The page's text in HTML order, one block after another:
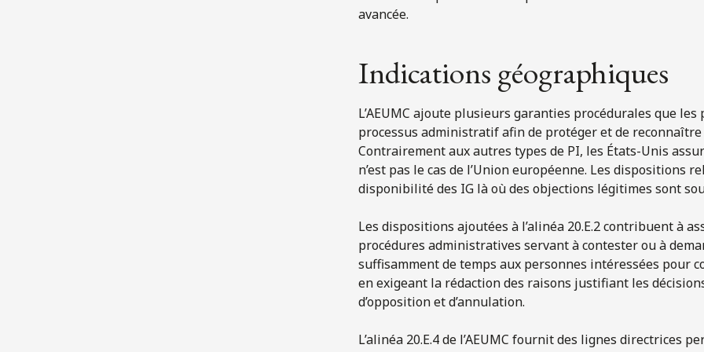
avancée.
Indications géographiques
L’AEUMC ajoute plusieurs garanties procédurales que
processus administratif afin de protéger et de
Contrairement aux autres types de PI, les États-Unis
n’est pas le cas de l’Union européenne. Les
disponibilité des IG là où des objections légitimes sont
Les dispositions ajoutées à l’alinéa 20.E.2 contribuent à
procédures administratives servant à contester ou à
suffisamment de temps aux personnes intéressées pour
en exigeant la rédaction des raisons justifiant les
d’opposition et d’annulation.
L’alinéa 20.E.4 de l’AEUMC fournit des lignes directrices